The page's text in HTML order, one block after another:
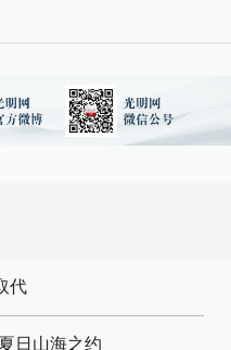
代
日山海之约